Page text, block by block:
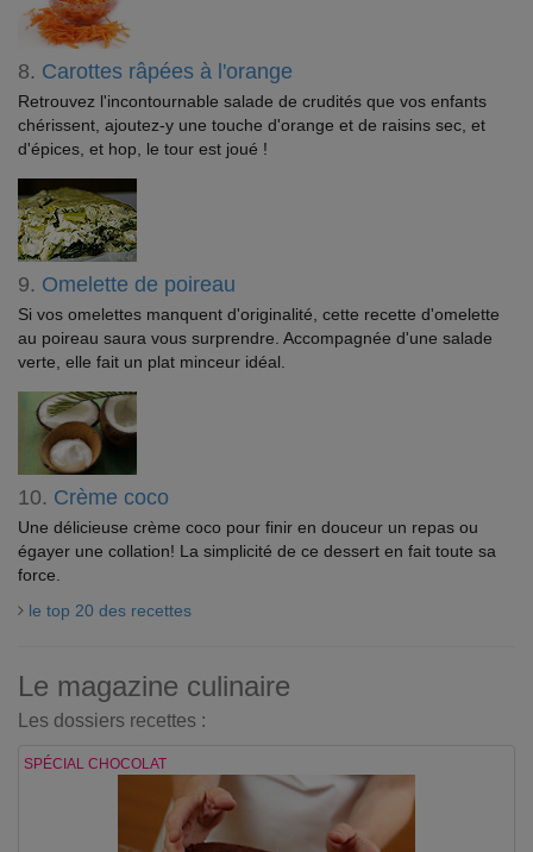
8. Carottes râpées à l'orange
Retrouvez l'incontournable salade de crudités que vos enfants
chérissent, ajoutez-y une touche d'orange et de raisins sec, et
d'épices, et hop, le tour est joué !
9. Omelette de poireau
Si vos omelettes manquent d'originalité, cette recette d'omelette
au poireau saura vous surprendre. Accompagnée d'une salade
verte, elle fait un plat minceur idéal.
10. Crème coco
Une délicieuse crème coco pour finir en douceur un repas ou
égayer une collation! La simplicité de ce dessert en fait toute sa
force.
le top 20 des recettes
Le magazine culinaire
Les dossiers recettes :
SPÉCIAL CHOCOLAT